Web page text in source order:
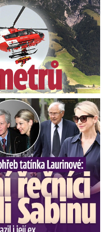
Rozbrečeli i dceru